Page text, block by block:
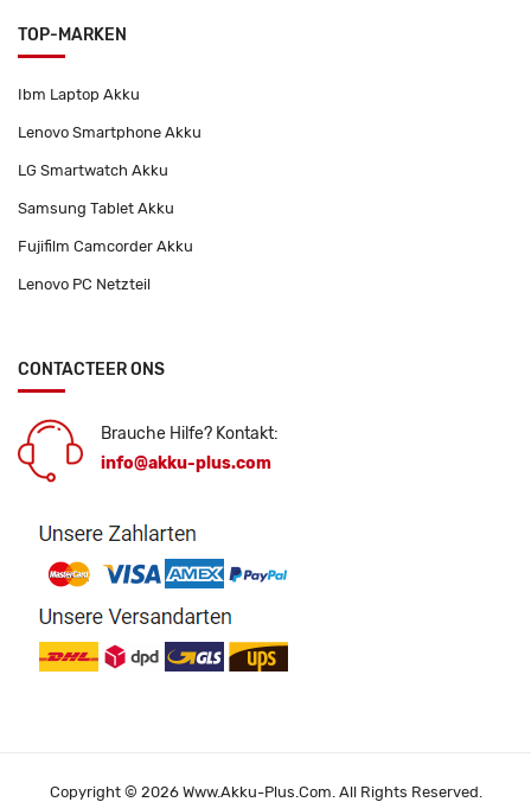
TOP-MARKEN
Ibm Laptop Akku
Lenovo Smartphone Akku
LG Smartwatch Akku
Samsung Tablet Akku
Fujifilm Camcorder Akku
Lenovo PC Netzteil
CONTACTEER ONS
Brauche Hilfe? Kontakt:
info@akku-plus.com
Copyright © 2026 Www.akku-Plus.com. All Rights Reserved.